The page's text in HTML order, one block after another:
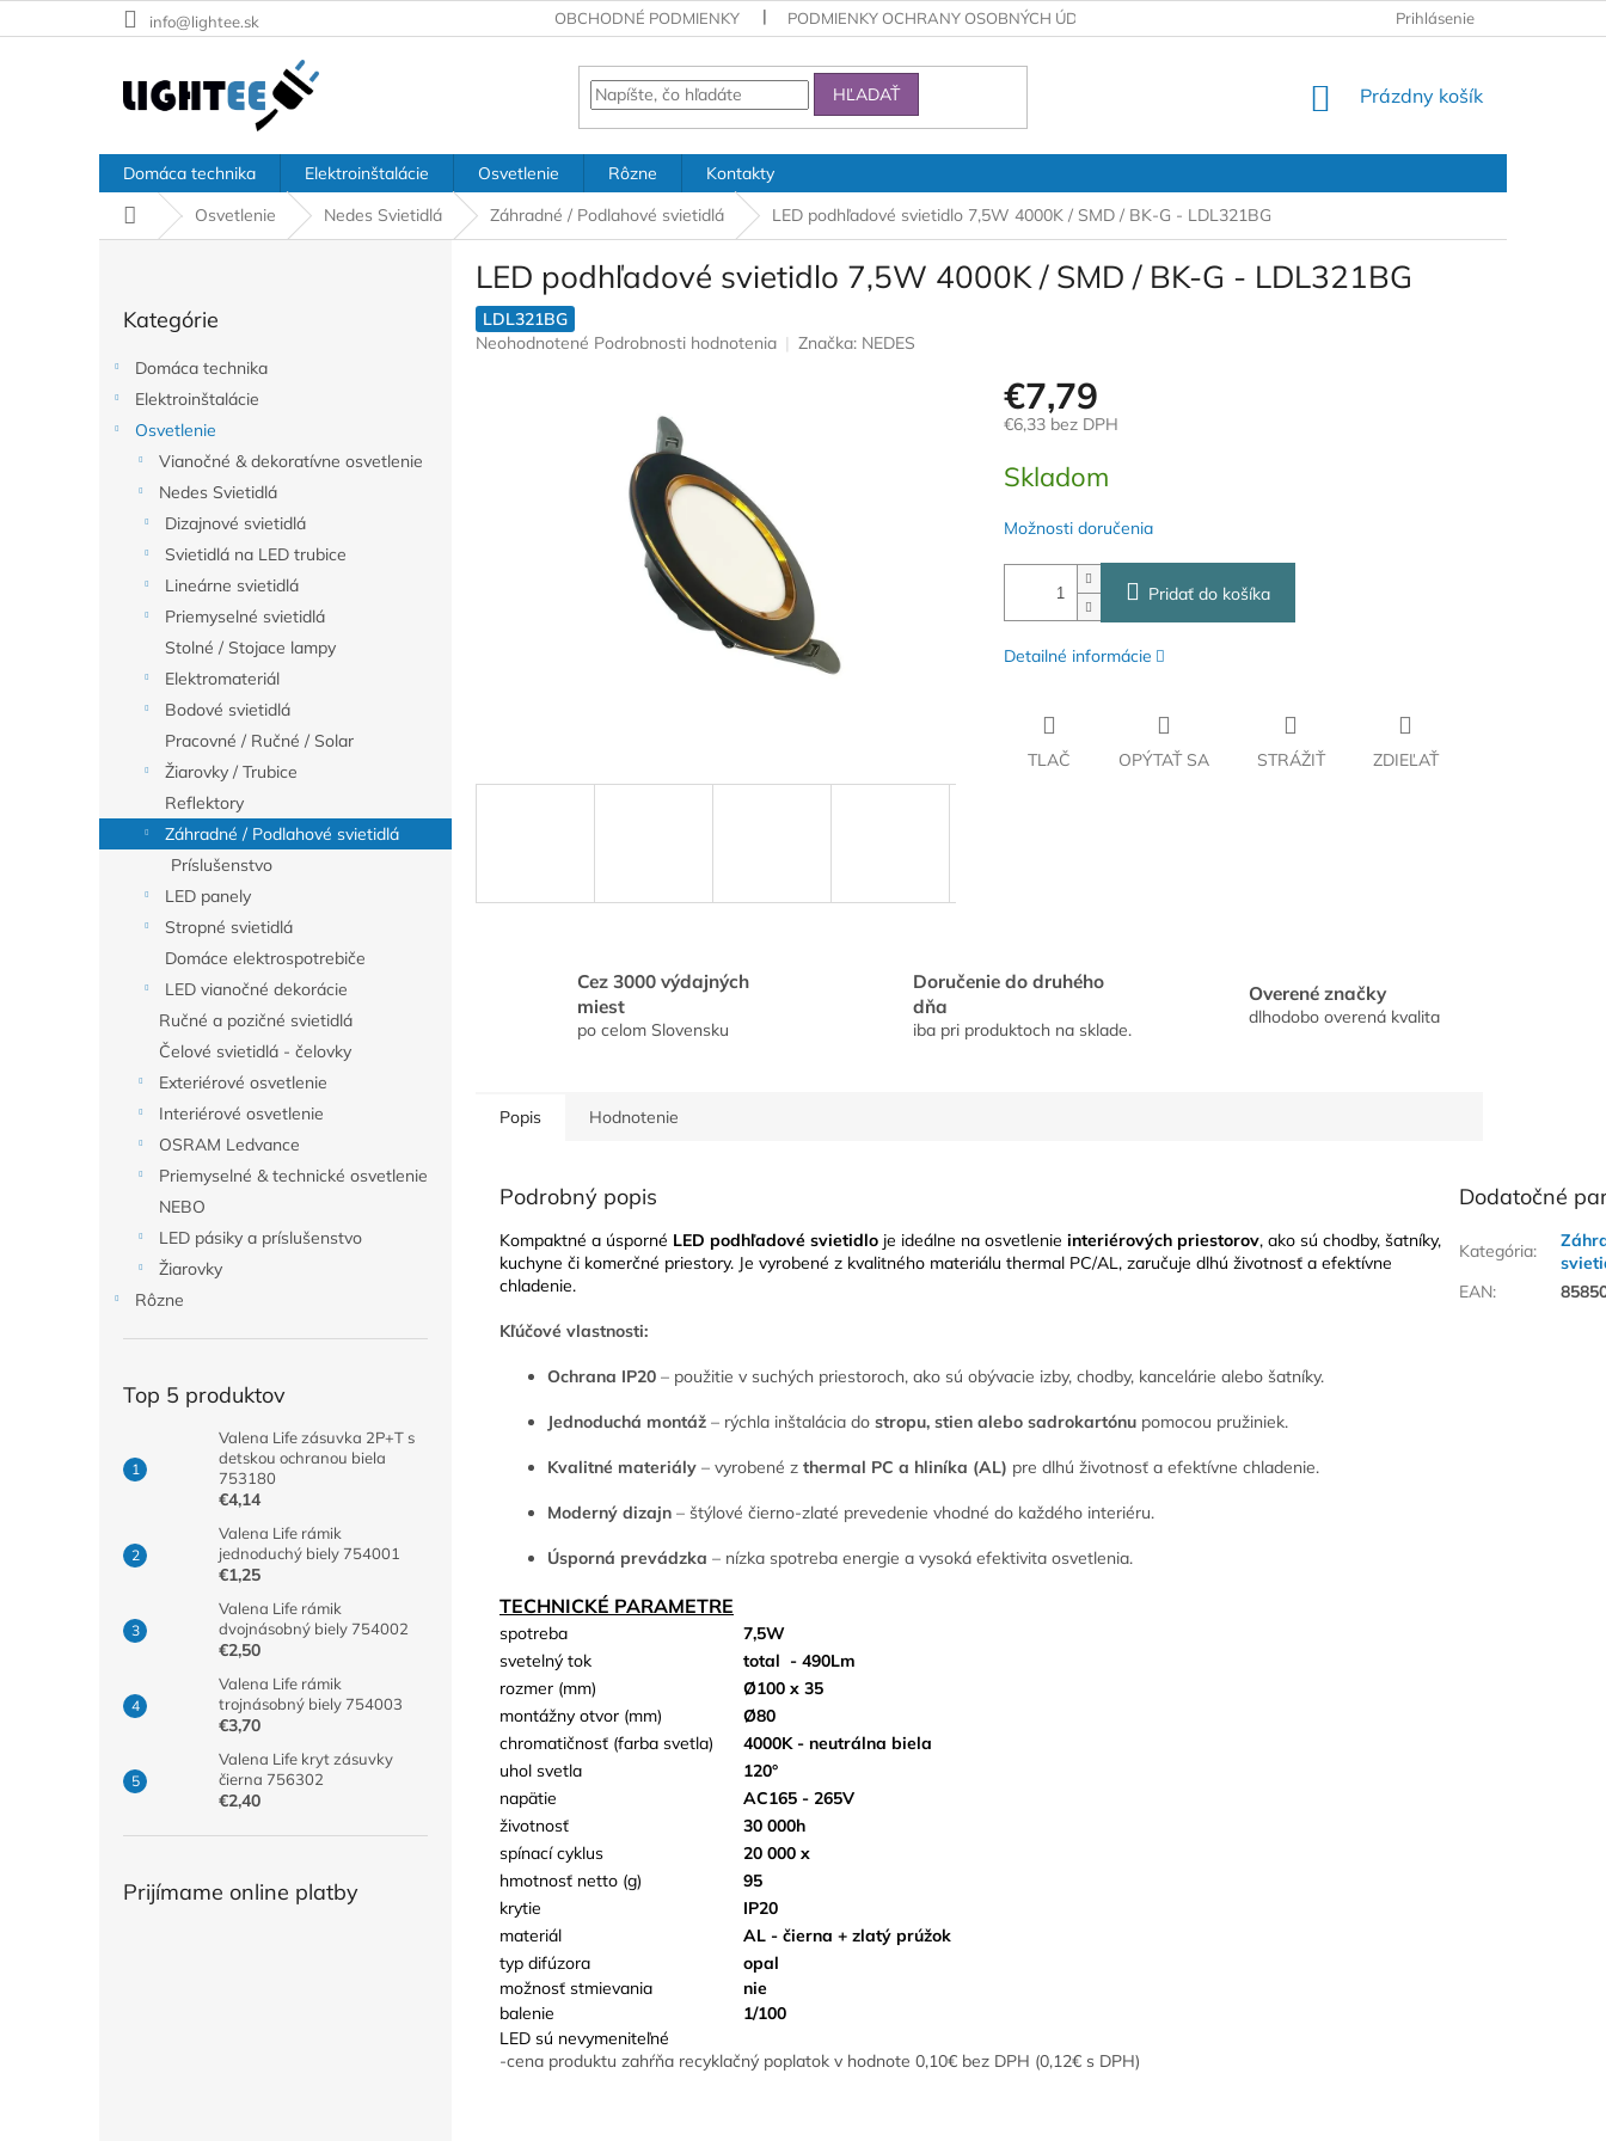
na
info@lightee.sk OBCHODNÉ PODMIENKY PODMIENKY OCHRANY OSOBNÝCH ÚDAJOV Prihlásenie
HĽADAŤ
NÁKUPNÝ
Prázdny košík
Domáca technika Elektroinštalácie Osvetlenie Rôzne
Kontakty
DomovOsvetlenie Nedes Svietidlá Záhradné / Podlahové svietidlá LED podhľadové svietidlo 7,5W 4000K / SMD / BK-G - LDL321BG
kategórie
Kategórie
Domáca technika
Elektroinštalácie
Osvetlenie
Vianočné & dekoratívne osvetlenie
Nedes Svietidlá
Dizajnové svietidlá
Svietidlá na LED trubice
Lineárne svietidlá
Priemyselné svietidlá
Stolné / Stojace lampy
Elektromateriál
Bodové svietidlá
Pracovné / Ručné / Solar
Žiarovky / Trubice
Reflektory
Záhradné / Podlahové svietidlá
Príslušenstvo
LED panely
Stropné svietidlá
Domáce elektrospotrebiče
LED vianočné dekorácie
Ručné a pozičné svietidlá
Čelové svietidlá - čelovky
Exteriérové osvetlenie
Interiérové osvetlenie
OSRAM Ledvance
Priemyselné & technické osvetlenie
NEBO
LED pásiky a príslušenstvo
Žiarovky
Rôzne
Top 5 produktov
Valena Life zásuvka 2P+T s
detskou ochranou biela
753180
€4,14
Valena Life rámik
jednoduchý biely 754001
€1,25
Valena Life rámik
dvojnásobný biely 754002
€2,50
Valena Life rámik
trojnásobný biely 754003
€3,70
Valena Life kryt zásuvky
čierna 756302
€2,40
Prijímame online platby
LED podhľadové svietidlo 7,5W 4000K / SMD / BK-G - LDL321BG
LDL321BG
Priemerné
Neohodnotené Podrobnosti hodnotenia Značka: NEDES
€7,79
€6,33 bez DPH
cena:
Skladom
Možnosti doručenia
Pridať do košíka
Detailné informácie
TLAČ OPÝTAŤ SA STRÁŽIŤ ZDIEĽAŤ
Cez 3000 výdajných
miest
po celom Slovensku
Doručenie do druhého
dňa
iba pri produktoch na sklade.
Overené značky
dlhodobo overená kvalita
Popis Hodnotenie
Podrobný popis
Kompaktné a úsporné LED podhľadové svietidlo je ideálne na osvetlenie interiérových priestorov, ako sú chodby, šatníky,
kuchyne či komerčné priestory. Je vyrobené z kvalitného materiálu thermal PC/AL, zaručuje dlhú životnosť a efektívne
chladenie.
Kľúčové vlastnosti:
Ochrana IP20 – použitie v suchých priestoroch, ako sú obývacie izby, chodby, kancelárie alebo šatníky.
Jednoduchá montáž – rýchla inštalácia do stropu, stien alebo sadrokartónu pomocou pružiniek.
Kvalitné materiály – vyrobené z thermal PC a hliníka (AL) pre dlhú životnosť a efektívne chladenie.
Moderný dizajn – štýlové čierno-zlaté prevedenie vhodné do každého interiéru.
Úsporná prevádzka – nízka spotreba energie a vysoká efektivita osvetlenia.
TECHNICKÉ PARAMETRE
spotreba
7,5W
svetelný tok
total - 490Lm
rozmer (mm)
Ø100 x 35
montážny otvor (mm)
Ø80
chromatičnosť (farba svetla)
4000K - neutrálna biela
uhol svetla
120°
napätie
AC165 - 265V
životnosť
30 000h
spínací cyklus
20 000 x
hmotnosť netto (g)
95
krytie
IP20
materiál
AL - čierna + zlatý prúžok
typ difúzora
opal
možnosť stmievania
nie
balenie
1/100
LED sú nevymeniteľné
-cena produktu zahŕňa recyklačný poplatok v hodnote 0,10€ bez DPH (0,12€ s DPH)
Dodatočné
Kategória:
EAN: